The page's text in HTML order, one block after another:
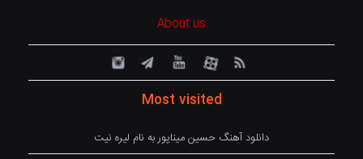
About us
Most visited
دانلود آهنگ حسین میناپور به نام لیره نیت